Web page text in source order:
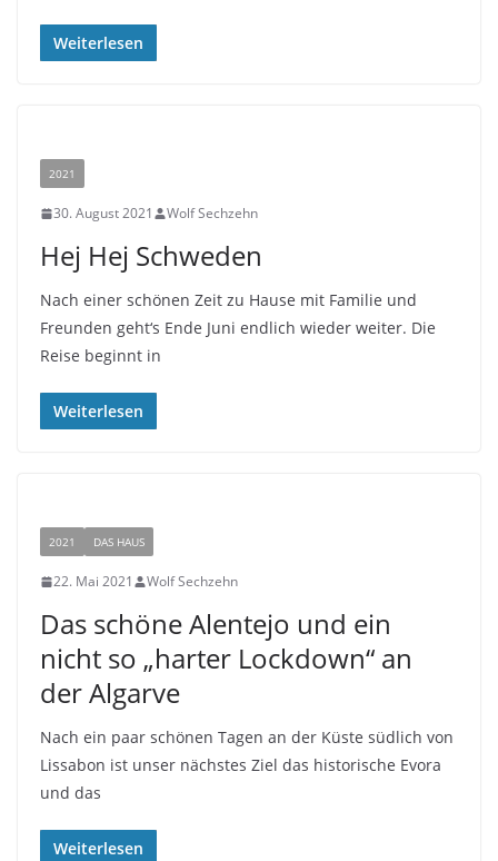
Weiterlesen
2021
30. August 2021 Wolf Sechzehn
Hej Hej Schweden
Nach einer schönen Zeit zu Hause mit Familie und
Freunden geht‘s Ende Juni endlich wieder weiter. Die
Reise beginnt in
Weiterlesen
2021 DAS HAUS
22. Mai 2021 Wolf Sechzehn
Das schöne Alentejo und ein
nicht so „harter Lockdown“ an
der Algarve
Nach ein paar schönen Tagen an der Küste südlich von
Lissabon ist unser nächstes Ziel das historische Evora
und das
Weiterlesen